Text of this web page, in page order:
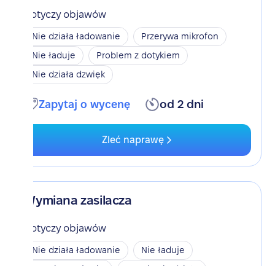
Dotyczy objawów
Nie działa ładowanie
Przerywa mikrofon
Nie ładuje
Problem z dotykiem
Nie działa dzwięk
Zapytaj o wycenę od 2 dni
Zleć naprawę
Wymiana zasilacza
Dotyczy objawów
Nie działa ładowanie
Nie ładuje